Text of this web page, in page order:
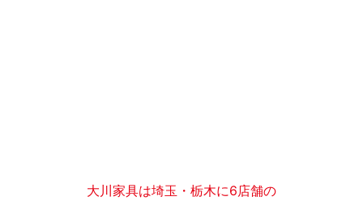
大川家具は埼玉・栃木に6店舗の